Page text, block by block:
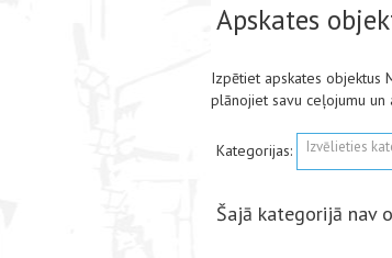
Apskates
Izpētiet apskates objektus
plānojiet savu ceļojumu un
Kategorijas: Izvēlieties
Šajā kategorijā nav